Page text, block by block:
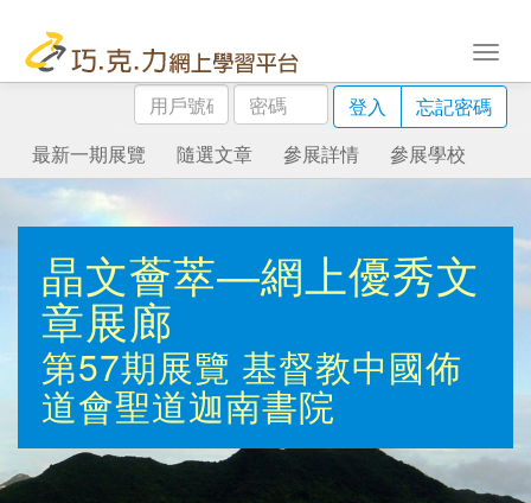
用
戶
號
碼
密
碼
登入
忘記密碼
最新一期展覽
隨選文章 參展詳情 參展學校
晶文薈萃—網上優秀文
章展廊
第57期展覽 基督教中國佈
道會聖道迦南書院